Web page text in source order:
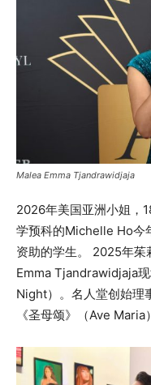
Malea Emma Tjandrawidjaja
2026年美国亚洲小姐，
学预科的Michelle Ho今
资助的学生。 2025年茱
Emma Tjandrawidjaja
Night）。名人堂创始理
《圣母颂》（Ave Maria